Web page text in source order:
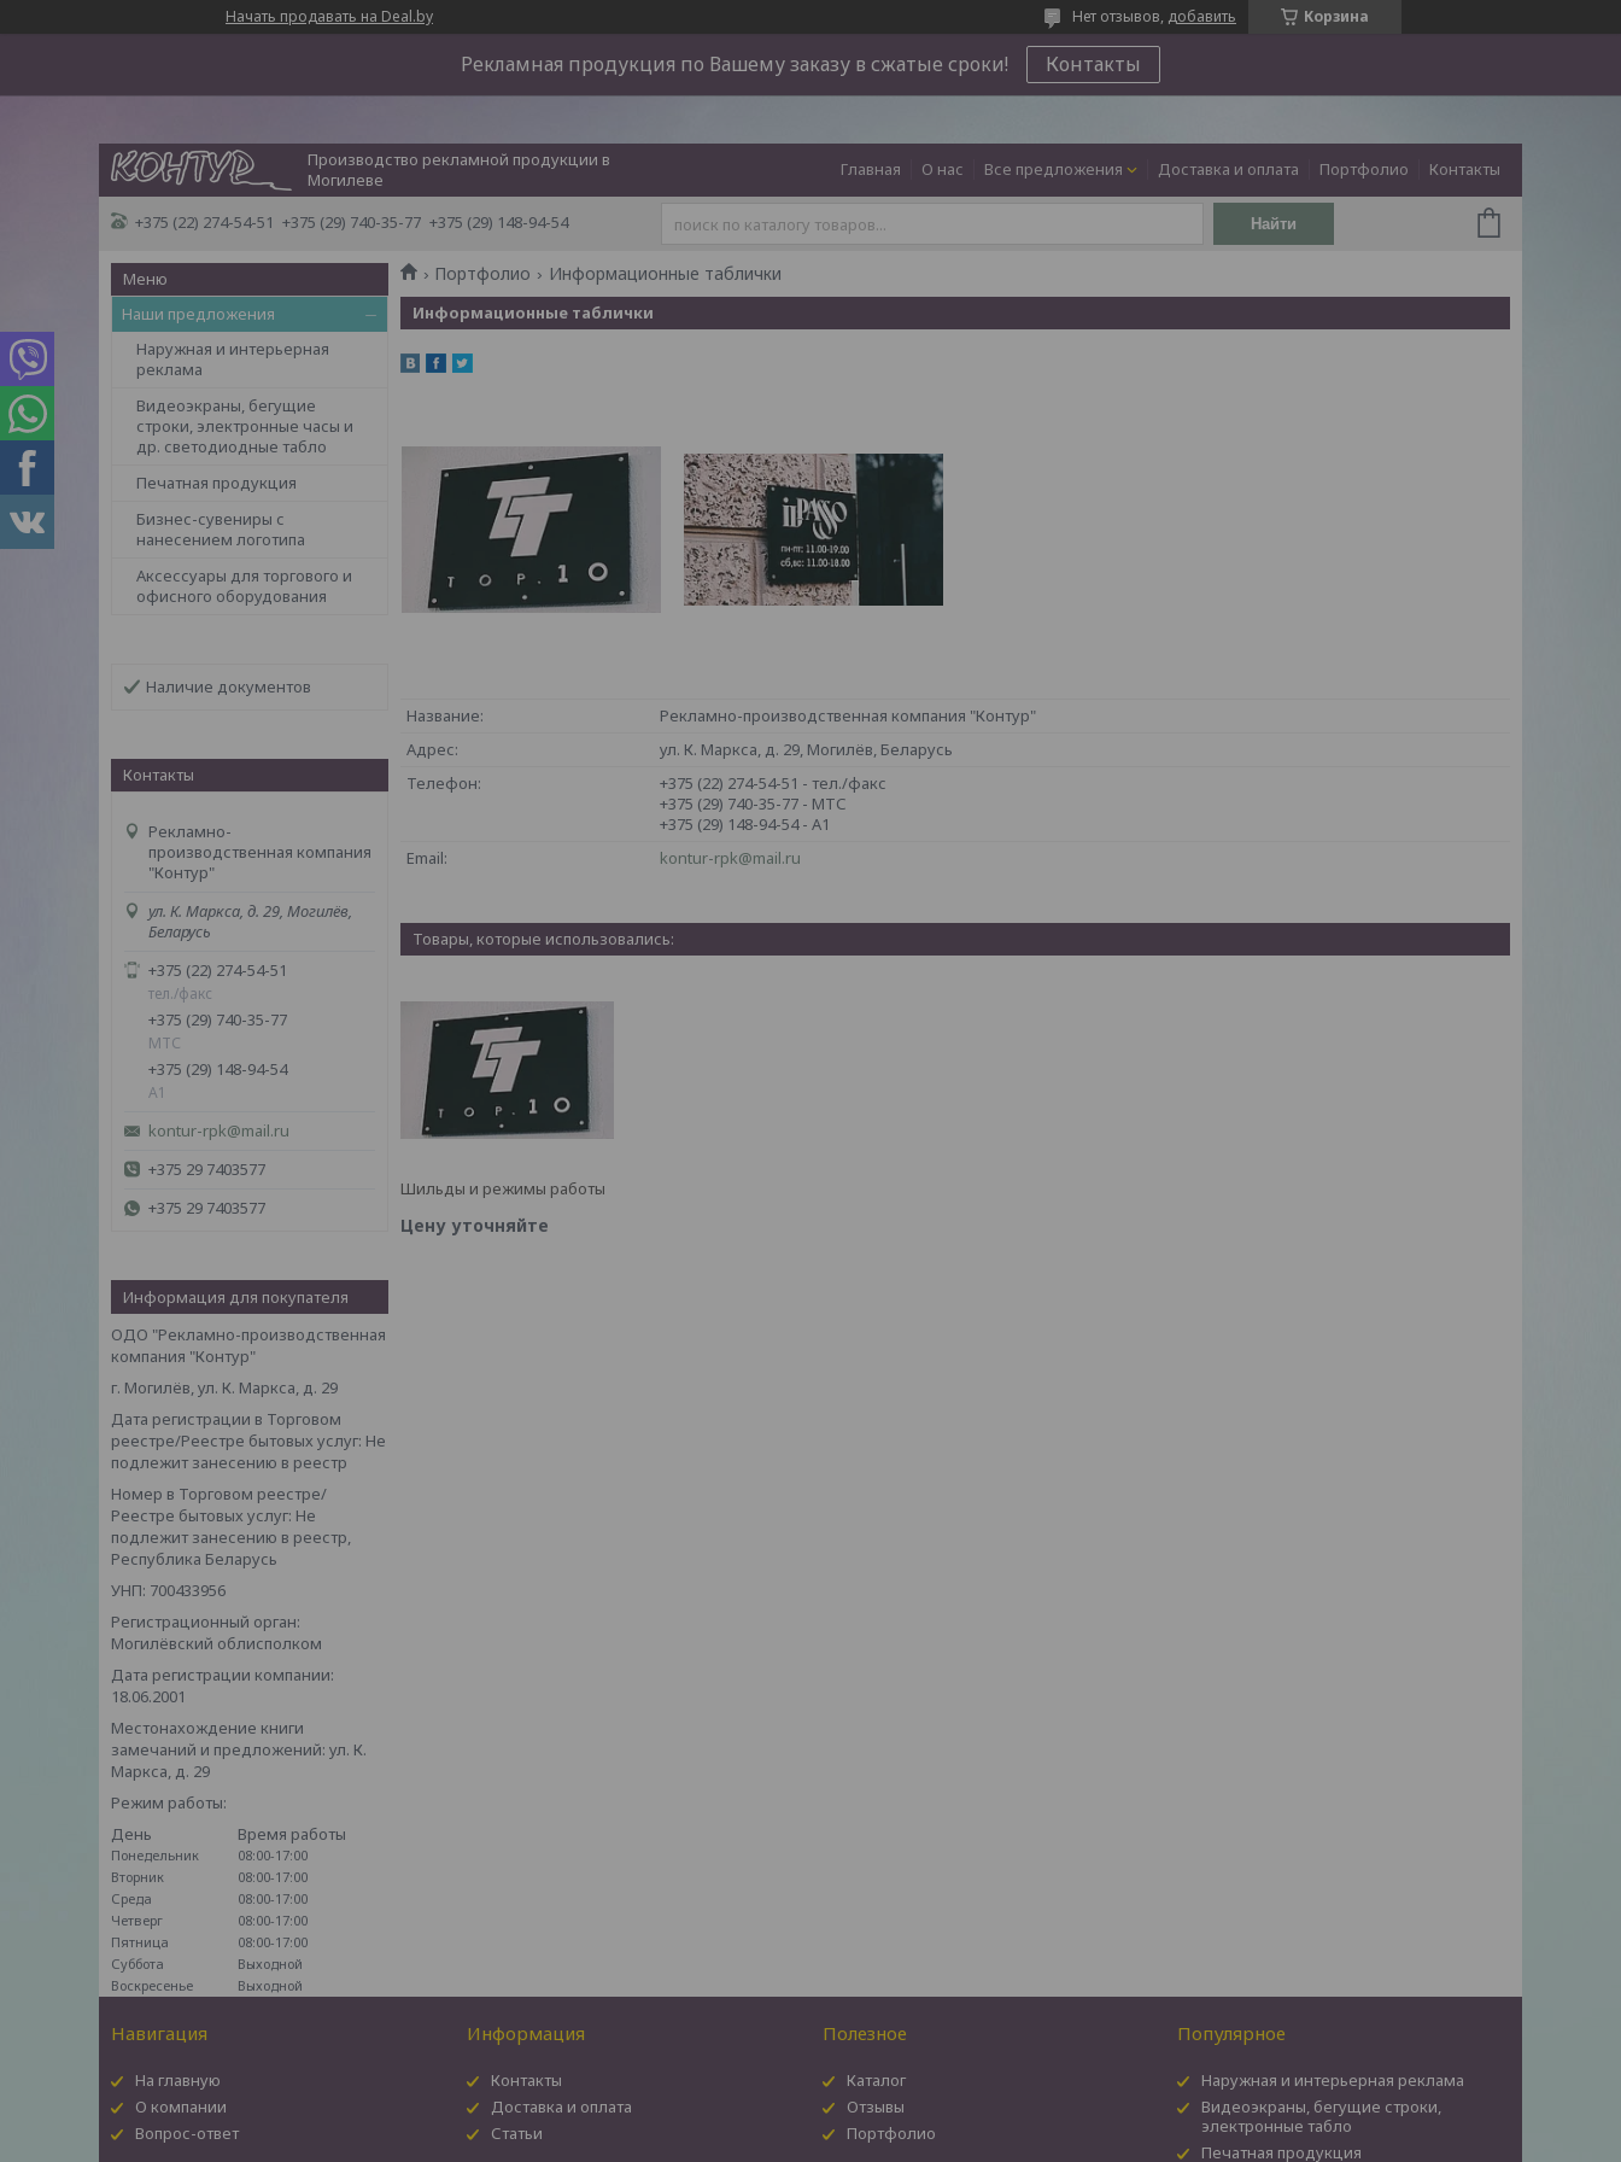
Начать продавать на Deal.by Корзина
Нет отзывов, добавить
Рекламная продукция по Вашему заказу в сжатые сроки! Контакты
Производство рекламной продукции в
Могилеве
Главная О нас Все предложения Доставка и оплата Портфолио Контакты
+375 (22) 274-54-51 +375 (29) 740-35-77 +375 (29) 148-94-54 Найти
Наши предложения
Наружная и интерьерная
реклама
Видеоэкраны, бегущие
строки, электронные часы и
др. светодиодные табло
Печатная продукция
Бизнес-сувениры с
нанесением логотипа
Аксессуары для торгового и
офисного оборудования
Наличие документов
Контакты
Рекламно-
производственная компания
"Контур"
ул. К. Маркса, д. 29, Могилёв,
Беларусь
+375 (22) 274-54-51
тел./факс
+375 (29) 740-35-77
МТС
+375 (29) 148-94-54
A1
kontur-rpk@mail.ru
+375 29 7403577
+375 29 7403577
Информация для покупателя
ОДО "Рекламно-производственная
компания "Контур"
г. Могилёв, ул. К. Маркса, д. 29
Дата регистрации в Торговом
реестре/Реестре бытовых услуг: Не
подлежит занесению в реестр
Номер в Торговом реестре/
Реестре бытовых услуг: Не
подлежит занесению в реестр,
Республика Беларусь
УНП: 700433956
Регистрационный орган:
Могилёвский облисполком
Дата регистрации компании:
18.06.2001
Местонахождение книги
замечаний и предложений: ул. К.
Маркса, д. 29
Режим работы:
День
Время работы
Понедельник
08:00-17:00
Вторник
08:00-17:00
Среда
08:00-17:00
Четверг
08:00-17:00
Пятница
08:00-17:00
Суббота
Выходной
Воскресенье
Выходной
Портфолио Информационные таблички
Информационные таблички
Рекламно-производственная компания "Контур"
ул. К. Маркса, д. 29, Могилёв, Беларусь
+375 (22) 274-54-51
тел./факс
+375 (29) 740-35-77
МТС
+375 (29) 148-94-54
A1
kontur-rpk@mail.ru
Шильды и режимы работы
Цену уточняйте
Навигация
На главную
О компании
Вопрос-ответ
Информация
Контакты
Доставка и оплата
Статьи
Полезное
Каталог
Отзывы
Портфолио
Популярное
Наружная и интерьерная реклама
Видеоэкраны, бегущие строки,
электронные табло
Печатная продукция